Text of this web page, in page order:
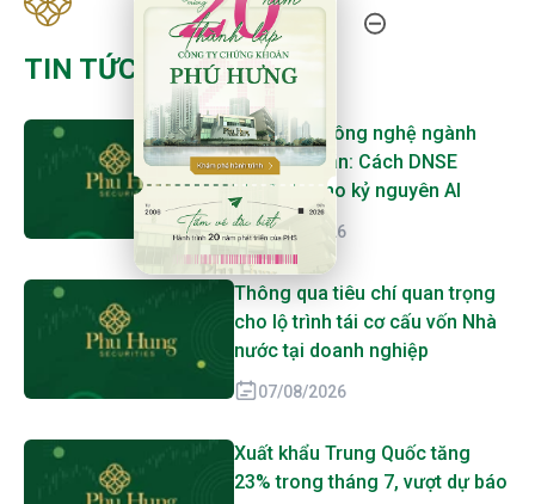
TIN TỨC MỚI NHẤT
Cuộc đua công nghệ ngành
chứng khoán: Cách DNSE
chuẩn bị cho kỷ nguyên AI
07/08/2026
Thông qua tiêu chí quan trọng
cho lộ trình tái cơ cấu vốn Nhà
nước tại doanh nghiệp
07/08/2026
Xuất khẩu Trung Quốc tăng
23% trong tháng 7, vượt dự báo